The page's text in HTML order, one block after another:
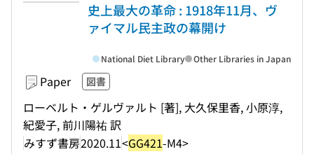
史上最大の革命 : 1918年11月、ヴ
ァイマル民主政の幕開け
Paper 図書
ローベルト・ゲルヴァルト [著], 大久保里香, 小原淳,
紀愛子, 前川陽祐 訳
みすず書房2020.11<GG421-M4>
National Diet Library Other Libraries in Japan